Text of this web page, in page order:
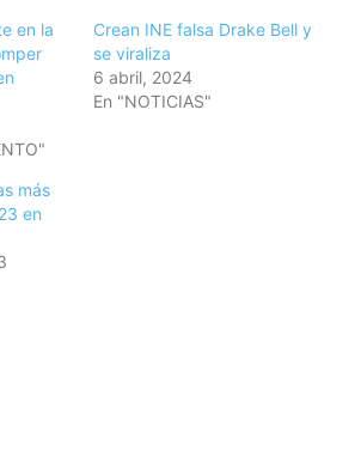
en la
Crean INE falsa Drake Bell y
se viraliza
6 abril, 2024
En "NOTICIAS"
más
en